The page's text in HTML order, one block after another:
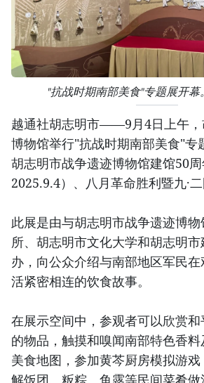
"抗战时期南部美食"专题展开
越通社胡志明市——9月4日上午，
博物馆举行"抗战时期南部美食"专
胡志明市战争遗迹博物馆建馆50
2025.9.4）、八月革命胜利暨九·二
此展是由与胡志明市战争遗迹博
所、胡志明市文化大学和胡志明
办，向公众介绍与南部地区军民
活紧密相连的饮食故事。
在展示空间中，参观者可以欣赏
的物品，触摸和嗅闻南部特色香
美食地图，参加黄芩厨房模拟游
解饭团、粄粽、鱼露等民间菜肴做